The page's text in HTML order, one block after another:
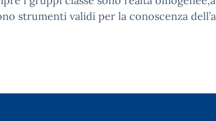
strumenti validi per la conoscenza